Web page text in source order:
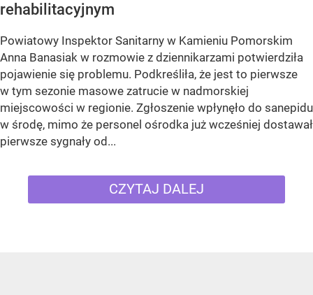
rehabilitacyjnym
Powiatowy Inspektor Sanitarny w Kamieniu Pomorskim
Anna Banasiak w rozmowie z dziennikarzami potwierdziła
pojawienie się problemu. Podkreśliła, że jest to pierwsze
w tym sezonie masowe zatrucie w nadmorskiej
miejscowości w regionie. Zgłoszenie wpłynęło do sanepidu
w środę, mimo że personel ośrodka już wcześniej dostawał
pierwsze sygnały od...
CZYTAJ DALEJ